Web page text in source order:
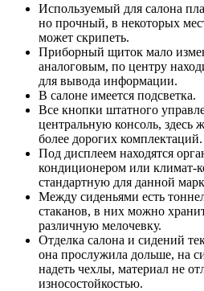
Используемый для салона
но прочный, в некоторых
может скрипеть.
Приборный щиток мало
аналоговым, по центру
для вывода информации.
В салоне имеется подсветка.
Все кнопки штатного
центральную консоль, здесь
более дорогих комплектаций.
Под дисплеем находятся
кондиционером или климат-
стандартную для данной
Между сиденьями есть
стаканов, в них можно
различную мелочевку.
Отделка салона и сидений
она прослужила дольше, на
надеть чехлы, материал не
износостойкостью.